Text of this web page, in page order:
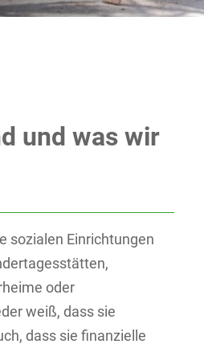
und was wir
sozialen Einrichtungen
oder
weiß, dass sie
dass sie finanzielle